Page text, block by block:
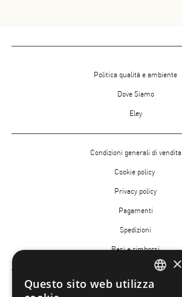
Politica qualità e ambiente
Dove Siamo
Eley
Condizioni generali di vendita
Cookie policy
Privacy policy
Pagamenti
Spedizioni
Resi e rimborsi
Menù
Insight Academy
×
Questo sito web utilizza